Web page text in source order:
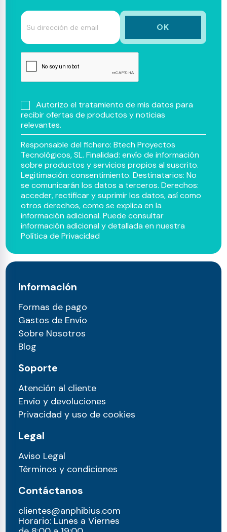
Autorizo el tratamiento de mis datos para
recibir ofertas de productos y noticias
relevantes.
Responsable del fichero: Btech Proyectos
Tecnológicos, SL. Finalidad: envío de información
sobre productos y servicios propios al suscrito.
Legitimación: consentimiento. Destinatarios: No
se comunicarán los datos a terceros. Derechos:
acceder, rectificar y suprimir los datos, así como
otros derechos, como se explica en la
información adicional. Puede consultar
información adicional y detallada en nuestra
Política de Privacidad
Información
Formas de pago
Gastos de Envío
Sobre Nosotros
Blog
Soporte
Atención al cliente
Envío y devoluciones
Privacidad y uso de cookies
Legal
Aviso Legal
Términos y condiciones
Contáctanos
clientes@anphibius.com
Horario: Lunes a Viernes